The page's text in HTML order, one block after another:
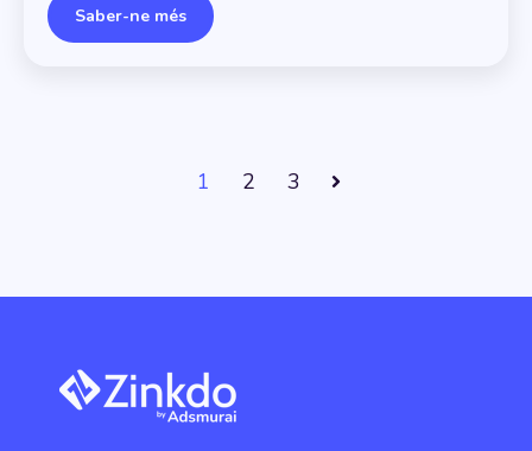
Saber-ne més
1 2 3 Següent